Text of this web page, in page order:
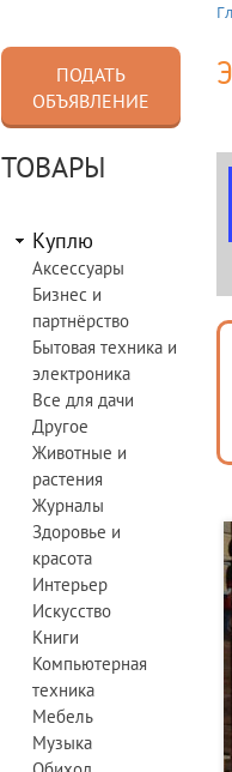
Услуги
ПОДАТЬ
ОБЪЯВЛЕНИЕ
ТОВАРЫ
Куплю
Аксессуары
Бизнес и
партнёрство
Бытовая техника и
электроника
Все для дачи
Другое
Животные и
растения
Журналы
Здоровье и
красота
Интерьер
Искусство
Книги
Компьютерная
техника
Мебель
Музыка